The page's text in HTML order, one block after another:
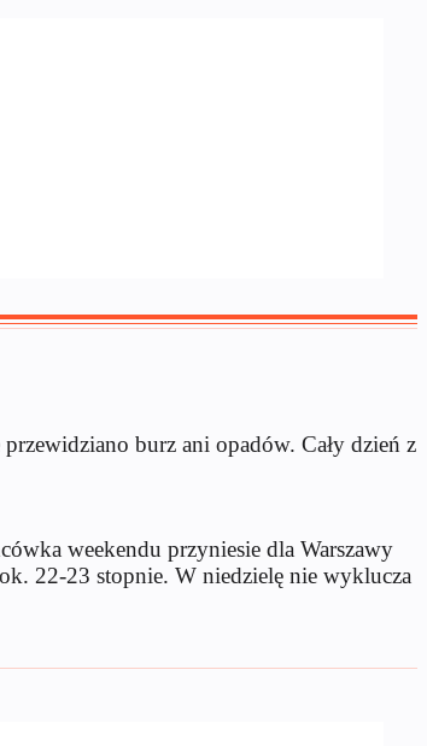
burz ani opadów. Cały dzień z
weekendu przyniesie dla Warszawy
22-23 stopnie. W niedzielę nie wyklucza